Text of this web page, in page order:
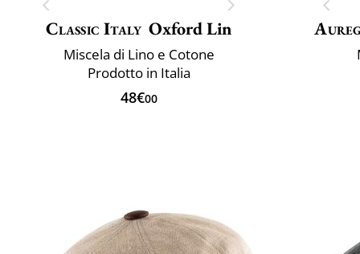
Classic Italy Oxford Lin
Miscela di Lino e Cotone
Prodotto in Italia
48€00